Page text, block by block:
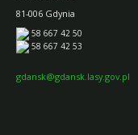
81-006 Gdynia
58 667 42 50
58 667 42 53
gdansk@gdansk.lasy.gov.pl